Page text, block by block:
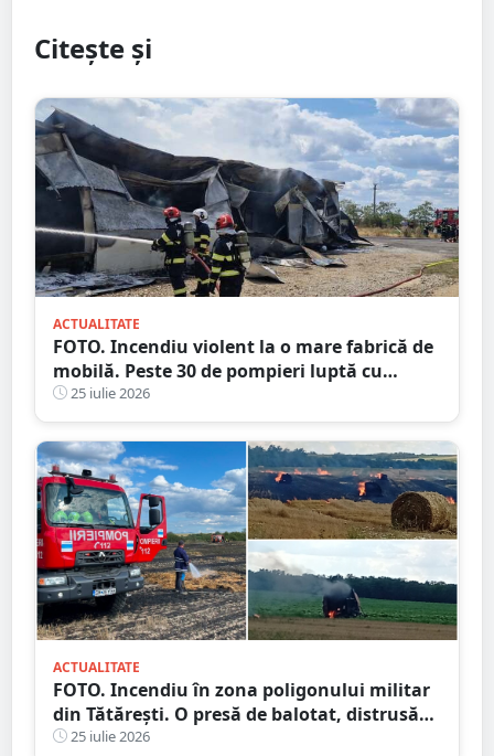
Citește și
ACTUALITATE
FOTO. Incendiu violent la o mare fabrică de
mobilă. Peste 30 de pompieri luptă cu
flăcările, județul vecin
25 iulie 2026
ACTUALITATE
FOTO. Incendiu în zona poligonului militar
din Tătărești. O presă de balotat, distrusă
complet! Flăcările s-au extins
25 iulie 2026